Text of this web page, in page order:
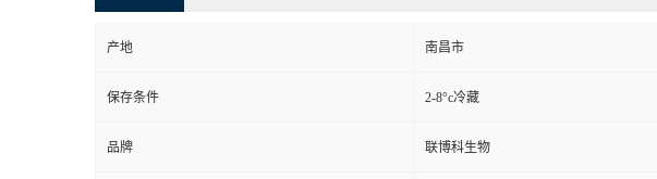
产地 南昌市
保存条件 2-8°c冷藏
品牌 联博科生物